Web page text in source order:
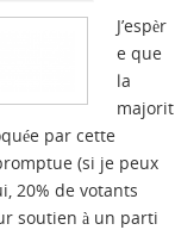
J’espèr
e que
la
majorit
par cette
(si je peux
20% de votants
soutien à un parti